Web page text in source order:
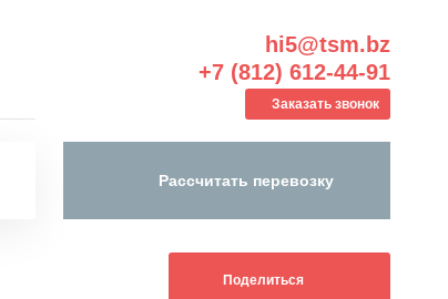
hi5@tsm.bz
+7 (812) 612-44-91
Заказать звонок
Рассчитать перевозку
Поделиться